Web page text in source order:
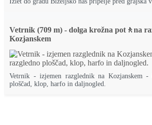
Vetrnik (709 m) - dolga krožna pot🚶na
Kozjanskem
Vetrnik - izjemen razglednik na Kozjanskem -
ploščad, klop, harfo in daljnogled.